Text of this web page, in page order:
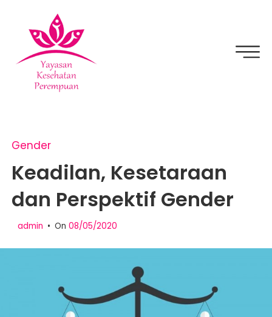
content
Gender
Keadilan, Kesetaraan
dan Perspektif Gender
admin On 08/05/2020